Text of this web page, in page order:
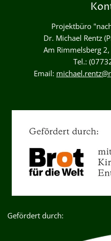
Projektbüro
Dr. Michael Rentz
Am Rimmelsberg
Tel.:
Email:
Gefördert durch: